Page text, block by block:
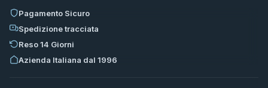
Pagamento Sicuro
Spedizione tracciata
Reso 14 Giorni
Azienda Italiana dal 1996